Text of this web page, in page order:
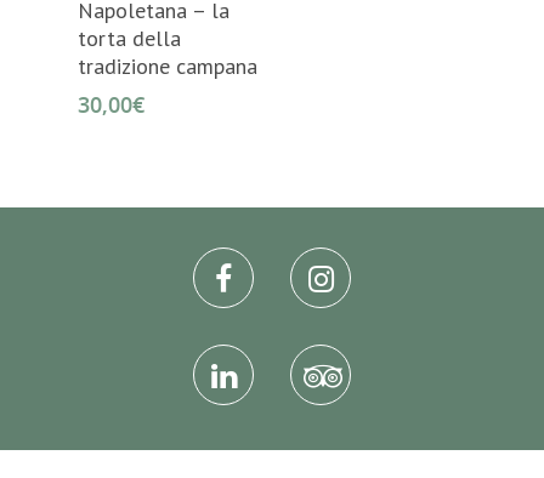
Napoletana – la
torta della
tradizione campana
30,00€